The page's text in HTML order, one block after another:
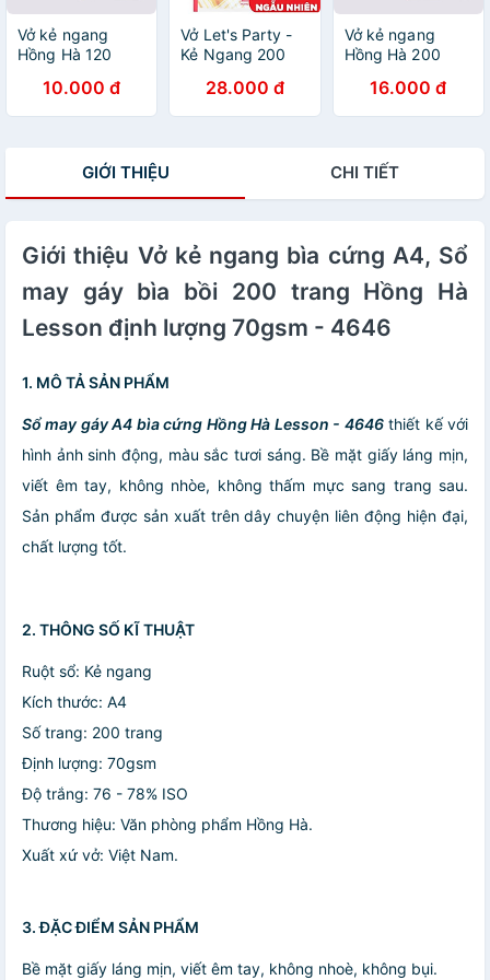
Vở kẻ ngang
Hồng Hà 120
- Sao Mai Best
memories 1687
82-84 ISO (Giao
10.000 đ
Vở Let's Party -
Kẻ Ngang 200
- Hồng Hà 1426
(Mẫu Màu Giao
28.000 đ
Vở kẻ ngang
Hồng Hà 200
- Sao Mai Best
memories 1688
82-84 ISO (Giao
16.000 đ
GIỚI THIỆU CHI TIẾT
Giới thiệu Vở kẻ ngang bìa cứng A4, Sổ
may gáy bìa bồi 200 trang Hồng Hà
Lesson định lượng 70gsm - 4646
1. MÔ TẢ SẢN PHẨM
Sổ may gáy A4 bìa cứng Hồng Hà Lesson - 4646thiết kế với
hình ảnh sinh động, màu sắc tươi sáng. Bề mặt giấy láng mịn,
viết êm tay, không nhòe, không thấm mực sang trang sau.
Sản phẩm được sản xuất trên dây chuyện liên động hiện đại,
chất lượng tốt.
2. THÔNG SỐ KĨ THUẬT
Ruột sổ: Kẻ ngang
Kích thước: A4
Số trang: 200 trang
Định lượng: 70gsm
Độ trắng: 76 - 78% ISO
Thương hiệu: Văn phòng phẩm Hồng Hà.
Xuất xứ vở: Việt Nam.
3. ĐẶC ĐIỂM SẢN PHẨM
Bề mặt giấy láng mịn, viết êm tay, không nhoè, không bụi.